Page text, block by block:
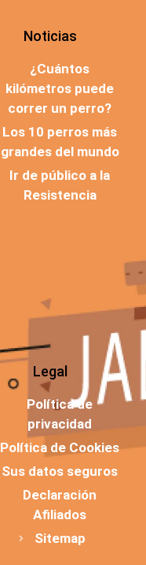
Noticias
¿Cuántos
kilómetros puede
correr un perro?
Los 10 perros más
grandes del mundo
Ir de público a la
Resistencia
Legal
Política de
privacidad
Política de Cookies
Sus datos seguros
Declaración
Afiliados
Sitemap